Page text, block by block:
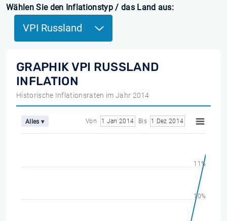
Wählen Sie den Inflationstyp / das Land aus:
VPI Russland
GRAPHIK VPI RUSSLAND
INFLATION
Historische Inflationsraten im Jahr 2014
Alles ▾ Von 1 Jan 2014 Bis 1 Dez 2014
10%
11%